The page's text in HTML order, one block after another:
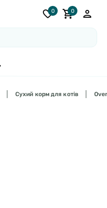
0 0
Сухий корм для котів